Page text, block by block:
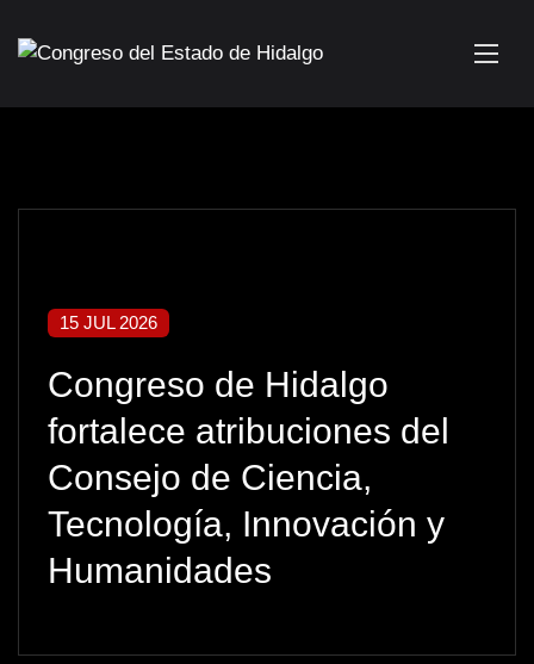
15 JUL 2026
Congreso de Hidalgo
fortalece atribuciones del
Consejo de Ciencia,
Tecnología, Innovación y
Humanidades